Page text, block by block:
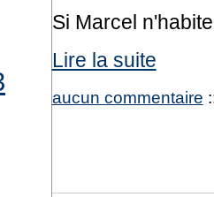
Si Marcel
Lire la suite
aucun commentaire